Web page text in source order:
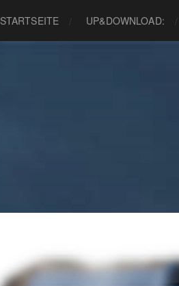
STARTSEITE UP&DOWNLOAD: